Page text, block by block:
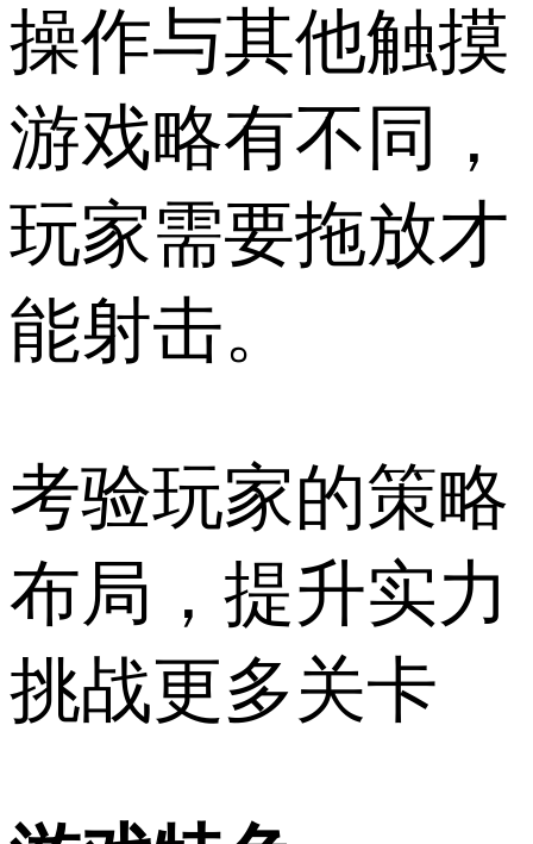
操作与其他触摸
游戏略有不同，
玩家需要拖放才
能射击。
考验玩家的策略
布局，提升实力
挑战更多关卡